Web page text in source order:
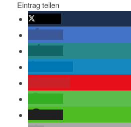
Eintrag teilen